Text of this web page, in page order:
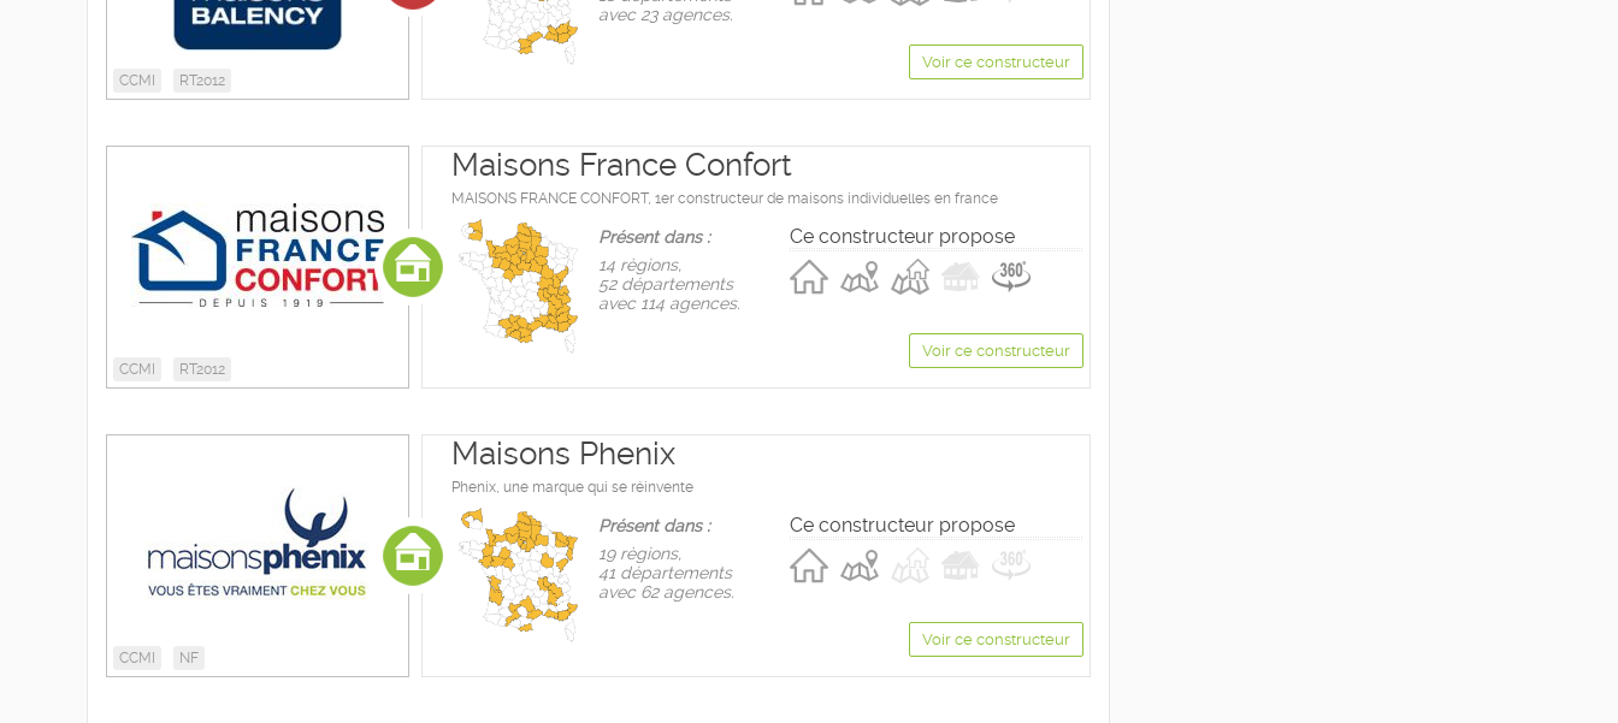
CCMI RT2012
avec 23 agences.
Voir ce constructeur
CCMI RT2012
Maisons France Confort
MAISONS FRANCE CONFORT, 1er constructeur de maisons individuelles en france
Présent dans :
14 règions,
52 départements
avec 114 agences.
Ce constructeur propose
Voir ce constructeur
CCMI NF
Maisons Phenix
Phenix, une marque qui se réinvente
Présent dans :
19 règions,
41 départements
avec 62 agences.
Ce constructeur propose
Voir ce constructeur